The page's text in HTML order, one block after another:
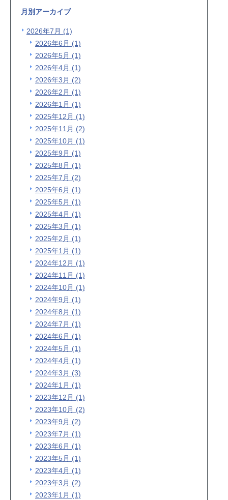
月別アーカイブ
2026年7月 (1)
2026年6月 (1)
2026年5月 (1)
2026年4月 (1)
2026年3月 (2)
2026年2月 (1)
2026年1月 (1)
2025年12月 (1)
2025年11月 (2)
2025年10月 (1)
2025年9月 (1)
2025年8月 (1)
2025年7月 (2)
2025年6月 (1)
2025年5月 (1)
2025年4月 (1)
2025年3月 (1)
2025年2月 (1)
2025年1月 (1)
2024年12月 (1)
2024年11月 (1)
2024年10月 (1)
2024年9月 (1)
2024年8月 (1)
2024年7月 (1)
2024年6月 (1)
2024年5月 (1)
2024年4月 (1)
2024年3月 (3)
2024年1月 (1)
2023年12月 (1)
2023年10月 (2)
2023年9月 (2)
2023年7月 (1)
2023年6月 (1)
2023年5月 (1)
2023年4月 (1)
2023年3月 (2)
2023年1月 (1)